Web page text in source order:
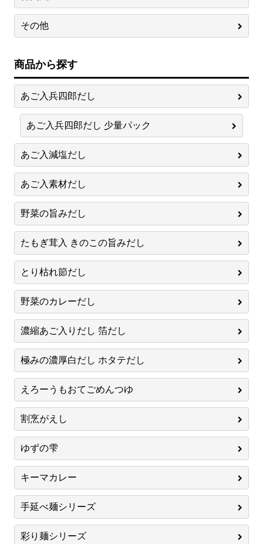
その他
商品から探す
あご入兵四郎だし
あご入兵四郎だし 少量パック
あご入減塩だし
あご入素材だし
野菜の旨みだし
たもぎ茸入 きのこの旨みだし
とり枯れ節だし
野菜のカレーだし
濃縮あご入りだし 箔だし
極みの濃厚白だし ホタテだし
えろーうもおてごめんつゆ
割烹がえし
ゆずの雫
キーマカレー
手延べ麺シリーズ
彩り麺シリーズ